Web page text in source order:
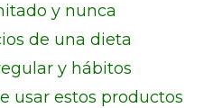
y nunca
de una dieta
y hábitos
usar estos productos